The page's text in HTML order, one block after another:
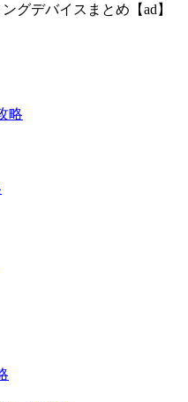
グデバイスまとめ【ad】
略